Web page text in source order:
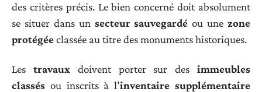
des critères précis. Le bien concerné doit absolument
se situer dans un secteur sauvegardé ou une zone
protégéeclassée au titre des monuments historiques.
Les travaux doivent porter sur desimmeubles
classés ou inscrits à l’inventaire supplémentaire